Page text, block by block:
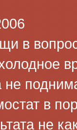
в
не
в
не